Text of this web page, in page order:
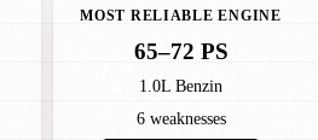
MOST RELIABLE ENGINE
65–72 PS
1.0L Benzin
6 weaknesses